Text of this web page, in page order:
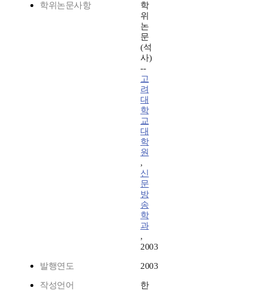
학위논문사항
학
위
논
문
(석
사)
--
고
려
대
학
교
대
학
원
,
신
문
방
송
학
과
,
2003
발행연도 2003
작성언어
한